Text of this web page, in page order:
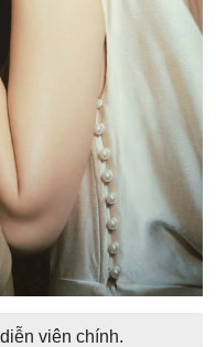
viên chính.